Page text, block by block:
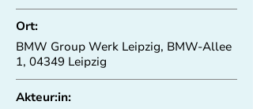
Ort:
BMW Group Werk Leipzig, BMW-Allee
1, 04349 Leipzig
Akteur:in: